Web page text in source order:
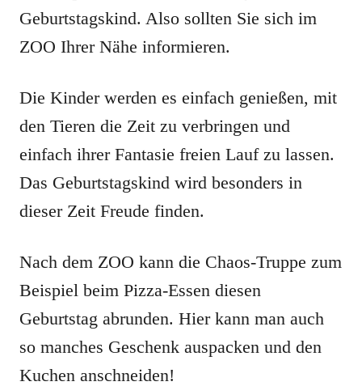
Geburtstagskind. Also sollten Sie sich im
ZOO Ihrer Nähe informieren.
Die Kinder werden es einfach genießen, mit
den Tieren die Zeit zu verbringen und
einfach ihrer Fantasie freien Lauf zu lassen.
Das Geburtstagskind wird besonders in
dieser Zeit Freude finden.
Nach dem ZOO kann die Chaos-Truppe zum
Beispiel beim Pizza-Essen diesen
Geburtstag abrunden. Hier kann man auch
so manches Geschenk auspacken und den
Kuchen anschneiden!